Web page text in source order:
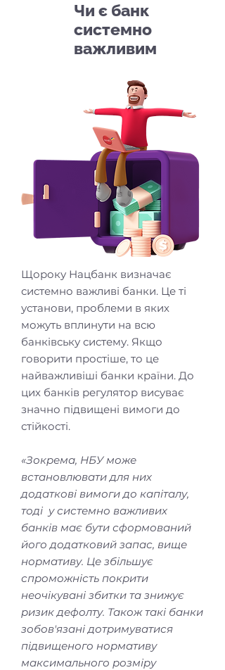
Чи є банк
системно
важливим
Щороку Нацбанк визначає
системно важливі банки. Це ті
установи, проблеми в яких
можуть вплинути на всю
банківську систему. Якщо
говорити простіше, то це
найважливіші банки країни. До
цих банків регулятор висуває
значно підвищені вимоги до
стійкості.
«Зокрема, НБУ може
встановлювати для них
додаткові вимоги до капіталу,
тоді у системно важливих
банків має бути сформований
його додатковий запас, вище
нормативу. Це збільшує
спроможність покрити
неочікувані збитки та знижує
ризик дефолту. Також такі банки
зобов'язані дотримуватися
підвищеного нормативу
максимального розміру